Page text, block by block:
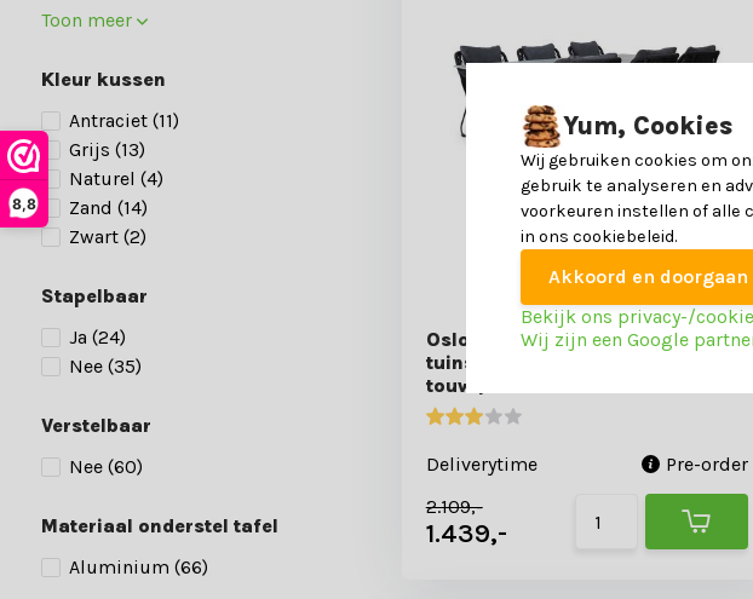
8,8
Toon meer
Kleur kussen
Antraciet (11)
Grijs (13)
Naturel (4)
Zand (14)
Zwart (2)
Stapelbaar
Ja (24)
Nee (35)
Verstelbaar
Nee (60)
Materiaal onderstel tafel
Aluminium (66)
Oslo Grey/Portofino zwart dining
tuinset | 6 personen | polywood +
touw | 220cm
Deliverytime
Pre-order
2.109,-
1.439,-
Yum, Cookies
Wij gebruiken cookies om
gebruik te analyseren en
voorkeuren instellen of alle
in ons cookiebeleid.
Akkoord en doorgaan
Bekijk ons privacy-/
Wij zijn een Google